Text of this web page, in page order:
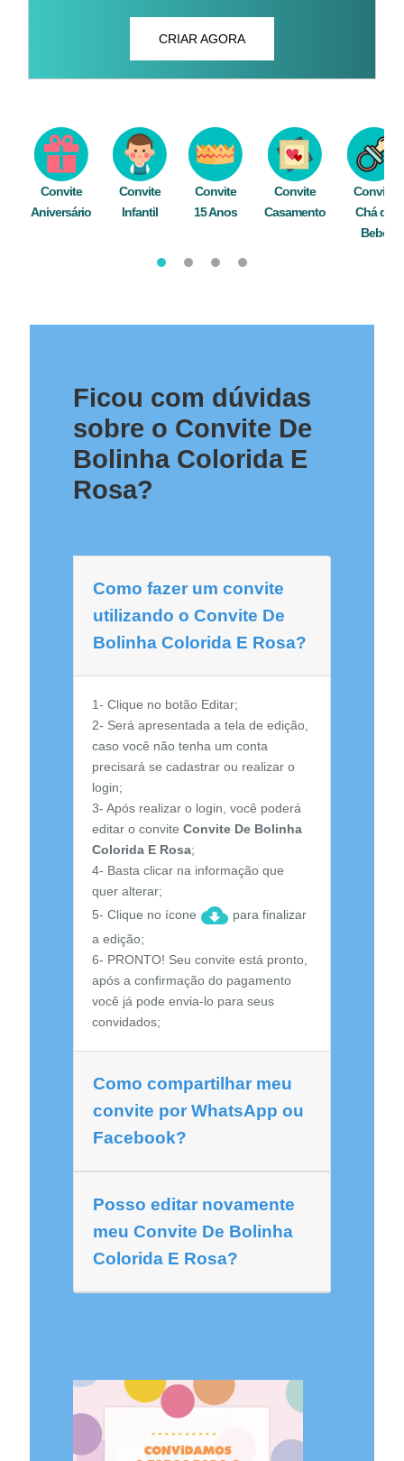
CRIAR AGORA
Convite
Aniversário
Convite
Infantil
Convite
15 Anos
Convite
Casamento
Convite
Chá de
Bebê
Ficou com dúvidas
sobre o Convite De
Bolinha Colorida E
Rosa?
Como fazer um convite
utilizando o Convite De
Bolinha Colorida E Rosa?
1- Clique no botão Editar;
2- Será apresentada a tela de edição,
caso você não tenha um conta
precisará se cadastrar ou realizar o
login;
3- Após realizar o login, você poderá
editar o convite Convite De Bolinha
Colorida E Rosa;
4- Basta clicar na informação que
quer alterar;
5- Clique no ícone
para finalizar
a edição;
6- PRONTO! Seu convite está pronto,
após a confirmação do pagamento
você já pode envia-lo para seus
convidados;
Como compartilhar meu
convite por WhatsApp ou
Facebook?
Posso editar novamente
meu Convite De Bolinha
Colorida E Rosa?